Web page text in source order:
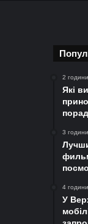
2
Які
3
4
У